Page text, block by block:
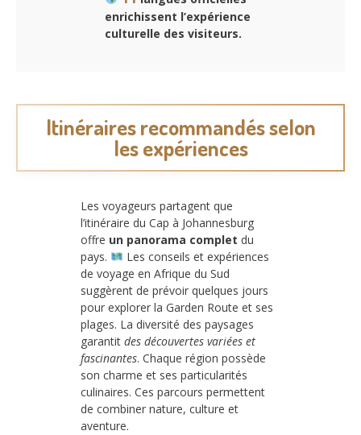
enrichissent l’expérience
culturelle des visiteurs.
Itinéraires recommandés selon
les expériences
Les voyageurs partagent que
l’itinéraire du Cap à Johannesburg
offre un panorama complet du
pays.
Les conseils et expériences
de voyage en Afrique du Sud
suggèrent de prévoir quelques jours
pour explorer la Garden Route et ses
plages. La diversité des paysages
garantit des découvertes variées et
fascinantes. Chaque région possède
son charme et ses particularités
culinaires. Ces parcours permettent
de combiner nature, culture et
aventure.